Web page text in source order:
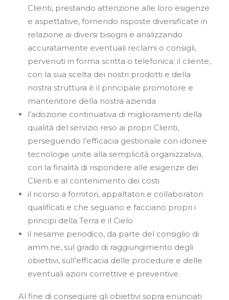
Clienti, prestando attenzione alle loro esigenze
e aspettative, fornendo risposte diversificate in
relazione ai diversi bisogni e analizzando
accuratamente eventuali reclami o consigli,
pervenuti in forma scritta o telefonica; il cliente,
con la sua scelta dei nostri prodotti e della
nostra struttura è il principale promotore e
mantenitore della nostra azienda
l’adozione continuativa di miglioramenti della
qualità del servizio reso ai propri Clienti,
perseguendo l’efficacia gestionale con idonee
tecnologie unite alla semplicità organizzativa,
con la finalità di rispondere alle esigenze dei
Clienti e al contenimento dei costi
il ricorso a fornitori, appaltatori e collaboratori
qualificati e che seguano e facciano propri i
principi della Terra e il Cielo
il riesame periodico, da parte del consiglio di
amm.ne, sul grado di raggiungimento degli
obiettivi, sull’efficacia delle procedure e delle
eventuali azioni correttive e preventive.
Al fine di conseguire gli obiettivi sopra enunciati